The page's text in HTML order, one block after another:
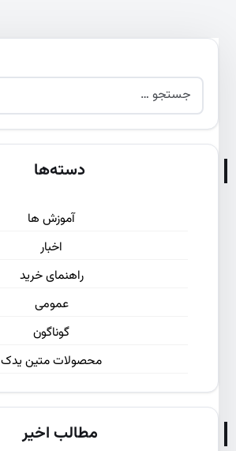
دسته‌ها
آموزش ها
اخبار
راهنمای خرید
عمومی
گوناگون
محصولات متین یدک
مطالب اخیر